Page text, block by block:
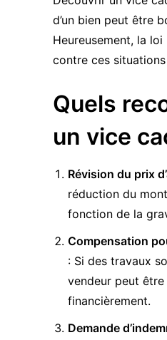
d’un bien peut être
Heureusement, la loi
contre ces
Quels
un vice
Révision du prix
réduction du
fonction de la
Compensation
: Si des travaux
vendeur peut
financièrement.
Demande